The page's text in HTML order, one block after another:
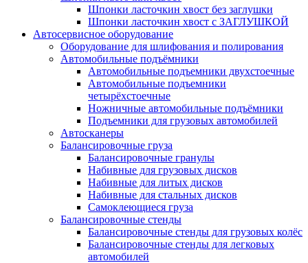
Шпонки ласточкин хвост без заглушки
Шпонки ласточкин хвост с ЗАГЛУШКОЙ
Автосервисное оборудование
Оборудование для шлифования и полирования
Автомобильные подъёмники
Автомобильные подъемники двухстоечные
Автомобильные подъемники
четырёхстоечные
Ножничные автомобильные подъёмники
Подъемники для грузовых автомобилей
Автосканеры
Балансировочные груза
Балансировочные гранулы
Набивные для грузовых дисков
Набивные для литых дисков
Набивные для стальных дисков
Самоклеющиеся груза
Балансировочные стенды
Балансировочные стенды для грузовых колёс
Балансировочные стенды для легковых
автомобилей